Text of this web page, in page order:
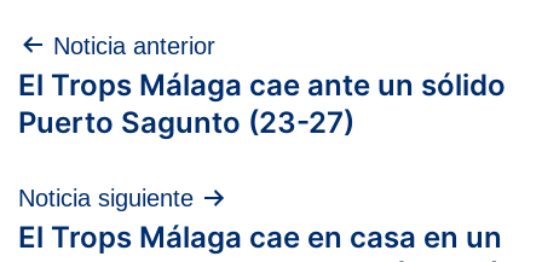
Navegación
de
Noticia anterior
El Trops Málaga cae ante un sólido
Puerto Sagunto (23-27)
Noticia siguiente
El Trops Málaga cae en casa en un